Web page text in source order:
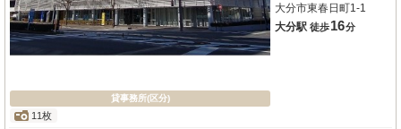
貸事務所(区分)
11枚
大分市東春日町1-1
大分駅 徒歩16分